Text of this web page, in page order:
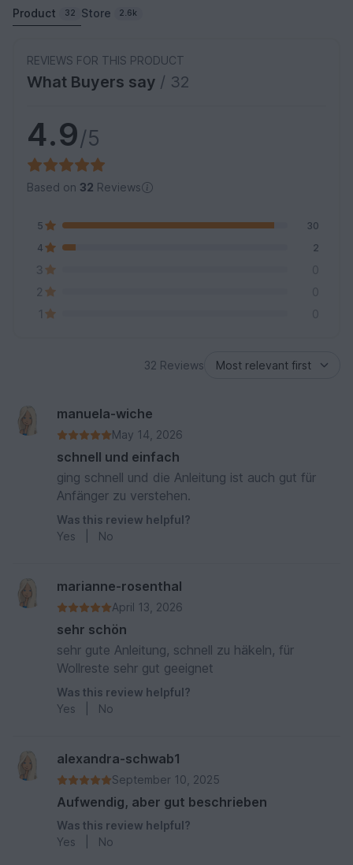
Product 32 Store 2.6k
REVIEWS FOR THIS PRODUCT
What Buyers say / 32
4.9/5
Based on 32 Reviews
5
30
4
2
3
0
2
0
1
0
32 Reviews
manuela-wiche
May 14, 2026
schnell und einfach
ging schnell und die Anleitung ist auch gut für
Anfänger zu verstehen.
Was this review helpful?
Yes
No
marianne-rosenthal
April 13, 2026
sehr schön
sehr gute Anleitung, schnell zu häkeln, für
Wollreste sehr gut geeignet
Was this review helpful?
Yes
No
alexandra-schwab1
September 10, 2025
Aufwendig, aber gut beschrieben
Was this review helpful?
Yes
No